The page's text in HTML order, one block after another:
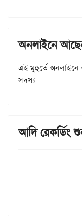
অনলাইনে
এই মুহুর্তে
সদস্য
আদি রেকর্ডিং